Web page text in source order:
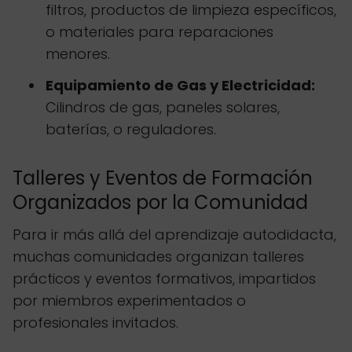
filtros, productos de limpieza específicos,
o materiales para reparaciones
menores.
Equipamiento de Gas y Electricidad:
Cilindros de gas, paneles solares,
baterías, o reguladores.
Talleres y Eventos de Formación
Organizados por la Comunidad
Para ir más allá del aprendizaje autodidacta,
muchas comunidades organizan talleres
prácticos y eventos formativos, impartidos
por miembros experimentados o
profesionales invitados.